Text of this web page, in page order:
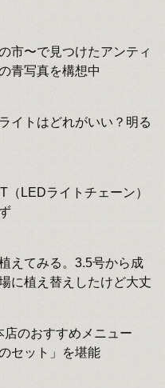
市〜で見つけたアンティ
青写真を構想中
イトはどれがいい？明る
（LEDライトチェーン）
えてみる。3.5号から成
に植え替えしたけど大丈
のおすすめメニュー
セット」を堪能